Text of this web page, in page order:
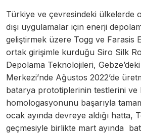
Türkiye ve çevresindeki ülkelerde
dışı uygulamalar için enerji
geliştirmek üzere Togg ve Farasis
ortak girişimle kurduğu Siro Silk
Depolama Teknolojileri,
Merkezi’nde Ağustos 2022’de
batarya prototiplerinin testlerini ve
homologasyonunu başarıyla
ocak ayında devreye aldığı hatta,
geçmesiyle birlikte mart ayında